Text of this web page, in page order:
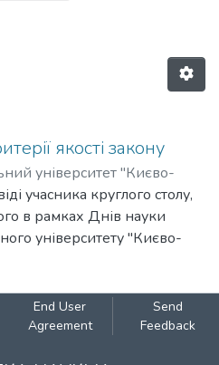
якості закону
університет "Києво-
академія" ,2012)
учасника круглого столу,
в рамках Днів науки
університету "Києво-
End User
Agreement
Send
Feedback